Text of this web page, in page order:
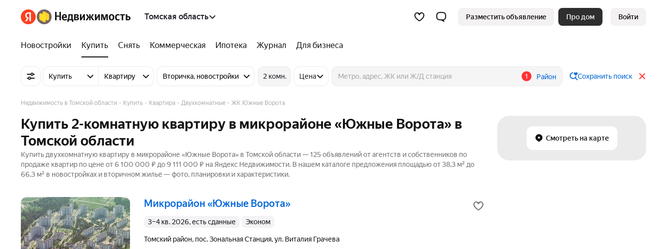
Томская область Разместить объявление Про дом Войти
Новостройки Купить Снять Коммерческая Ипотека Журнал Для бизнеса
Купить Квартиру Вторичка, новостройки 2 комн. Цена 1 Район Сохранить поиск
Смотреть на карте
Недвижимость в Томской области Купить Квартира Двухкомнатные ЖК Южные Ворота
Купить 2-комнатную квартиру в микрорайоне «Южные Ворота» в
Томской области
Купить двухкомнатную квартиру в микрорайоне «Южные Ворота» в Томской области — 125 объявлений от агентств и собственников по
продаже квартир по цене от 6 100 000 ₽ до 9 111 000 ₽ на Яндекс Недвижимости. В нашем каталоге предложения площадью от 38,3 м² до
66,3 м² в новостройках и вторичном жилье — фото, планировки и характеристики.
микрорайон «Южные Ворота»
3–4 кв. 2026, есть сданные эконом
Томский район, пос. Зональная Станция,ул. Виталия Грачева